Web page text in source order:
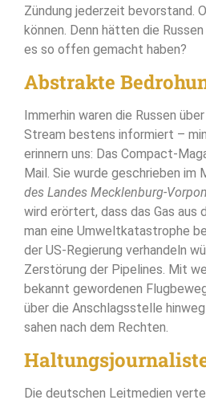
Zündung jederzeit bevorstand.
können. Denn hätten die
es so offen gemacht haben?
Abstrakte
Immerhin waren die Russen
Stream bestens informiert –
erinnern uns: Das Compact-
Mail. Sie wurde geschrieben im
des Landes Mecklenburg-
wird erörtert, dass das Gas aus
man eine Umweltkatastrophe
der US-Regierung verhandeln
Zerstörung der Pipelines. Mit
bekannt gewordenen
über die Anschlagsstelle
sahen nach dem Rechten.
Die deutschen Leitmedien